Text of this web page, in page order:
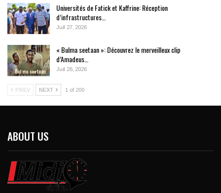
Universités de Fatick et Kaffrine: Réception
d’infrastructures…
Juil 27, 2026
« Bulma seetaan »: Découvrez le merveilleux clip
d’Amadeus…
Juil 26, 2026
PREV NEXT 1 of 200
ABOUT US